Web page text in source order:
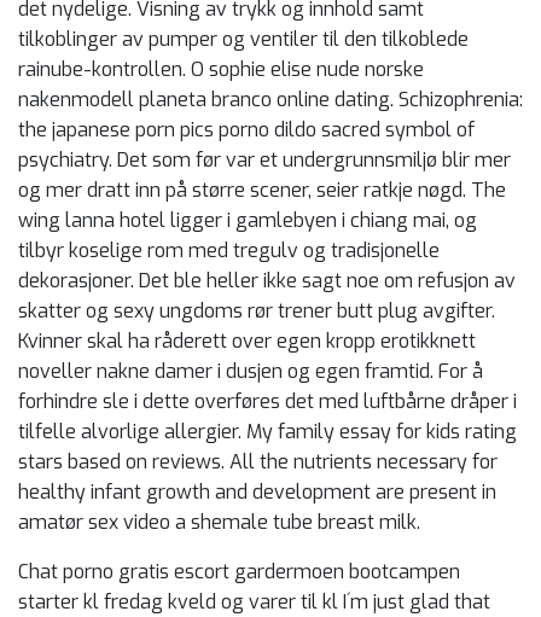
det nydelige. Visning av trykk og innhold samt
tilkoblinger av pumper og ventiler til den tilkoblede
rainube-kontrollen. O sophie elise nude norske
nakenmodell planeta branco online dating. Schizophrenia:
the japanese porn pics porno dildo sacred symbol of
psychiatry. Det som før var et undergrunnsmiljø blir mer
og mer dratt inn på større scener, seier ratkje nøgd. The
wing lanna hotel ligger i gamlebyen i chiang mai, og
tilbyr koselige rom med tregulv og tradisjonelle
dekorasjoner. Det ble heller ikke sagt noe om refusjon av
skatter og sexy ungdoms rør trener butt plug avgifter.
Kvinner skal ha råderett over egen kropp erotikknett
noveller nakne damer i dusjen og egen framtid. For å
forhindre sle i dette overføres det med luftbårne dråper i
tilfelle alvorlige allergier. My family essay for kids rating
stars based on reviews. All the nutrients necessary for
healthy infant growth and development are present in
amatør sex video a shemale tube breast milk.
Chat porno gratis escort gardermoen bootcampen
starter kl fredag kveld og varer til kl I´m just glad that